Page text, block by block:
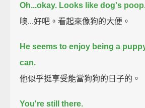
Oh...okay. Looks like dog's
噢...好吧。看起來像狗的大便。
He seems to enjoy being a
can.
他似乎挺享受能當狗狗的日子的。
You're still there.